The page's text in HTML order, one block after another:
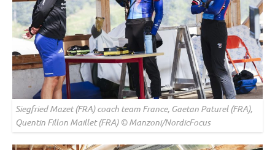
Siegfried Mazet (FRA) coach team France, Gaetan Paturel (FRA),
Quentin Fillon Maillet (FRA) © Manzoni/NordicFocus